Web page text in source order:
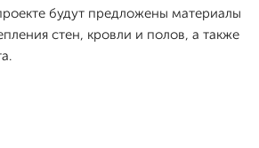
будут предложены материалы
стен, кровли и полов, а также